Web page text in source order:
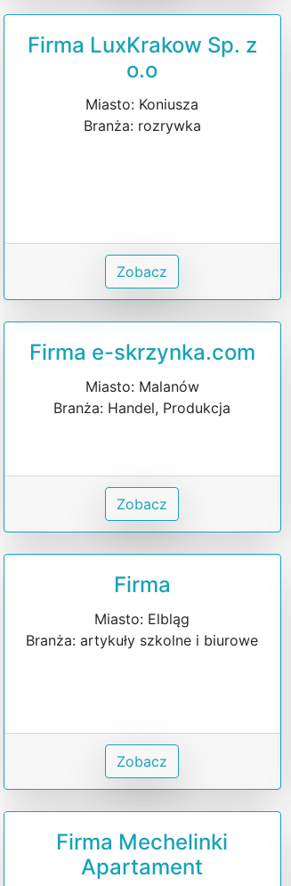
Firma LuxKrakow Sp. z
o.o
Miasto: Koniusza
Branża: rozrywka
Zobacz
Firma e-skrzynka.com
Miasto: Malanów
Branża: Handel, Produkcja
Zobacz
Firma
Miasto: Elbląg
Branża: artykuły szkolne i biurowe
Zobacz
Firma Mechelinki
Apartament